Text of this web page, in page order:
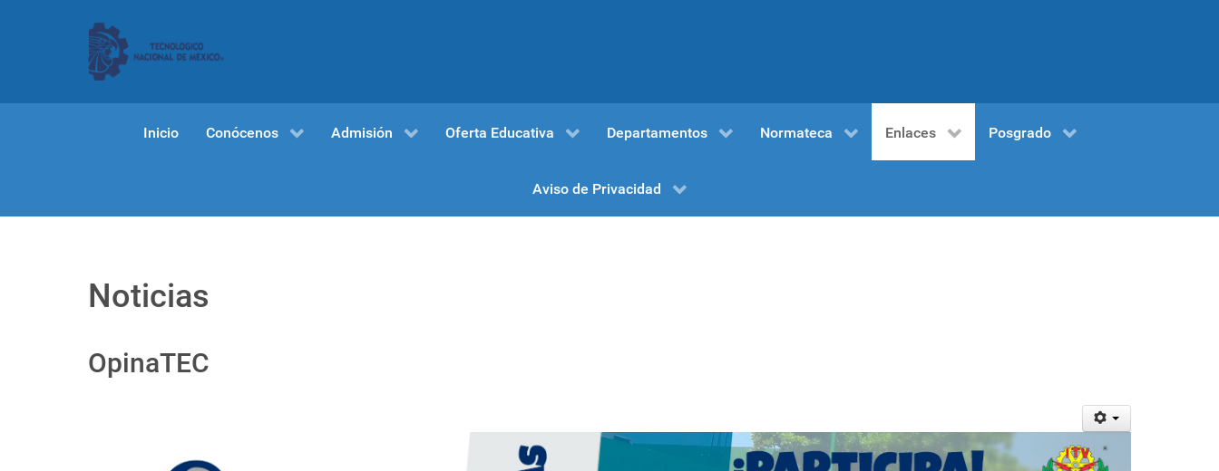
Inicio Conócenos Admisión Oferta Educativa Departamentos Normateca Enlaces Posgrado
Aviso de Privacidad
Noticias
OpinaTEC